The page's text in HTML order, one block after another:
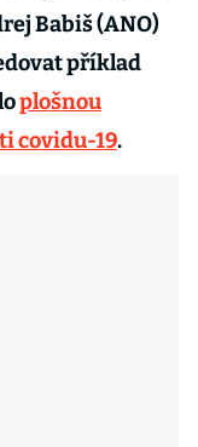
Babiš (ANO)
příklad
plošnou
covidu-19.